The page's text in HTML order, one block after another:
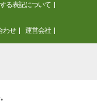
る表記について
わせ 運営会社